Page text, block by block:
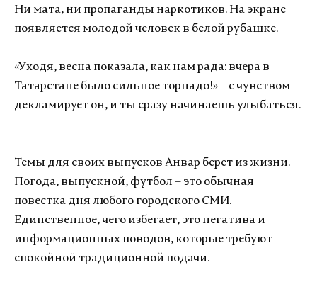
Ни мата, ни пропаганды наркотиков. На экране
появляется молодой человек в белой рубашке.
«Уходя, весна показала, как нам рада: вчера в
Татарстане было сильное торнадо!» – с чувством
декламирует он, и ты сразу начинаешь улыбаться.
Темы для своих выпусков Анвар берет из жизни.
Погода, выпускной, футбол – это обычная
повестка дня любого городского СМИ.
Единственное, чего избегает, это негатива и
информационных поводов, которые требуют
спокойной традиционной подачи.